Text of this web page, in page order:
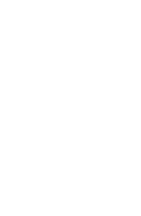
an anderer Stelle
für den vorzeitigen